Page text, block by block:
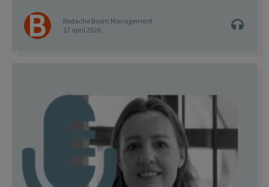
Redactie Boom Management
17 april 2026